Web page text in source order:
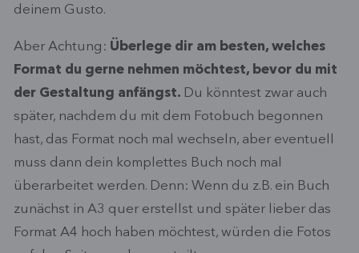
deinem Gusto.
Aber Achtung: Überlege dir am besten, welches
Format du gerne nehmen möchtest, bevor du mit
der Gestaltung anfängst. Du könntest zwar auch
später, nachdem du mit dem Fotobuch begonnen
hast, das Format noch mal wechseln, aber eventuell
muss dann dein komplettes Buch noch mal
überarbeitet werden. Denn: Wenn du z.B. ein Buch
zunächst in A3 quer erstellst und später lieber das
Format A4 hoch haben möchtest, würden die Fotos